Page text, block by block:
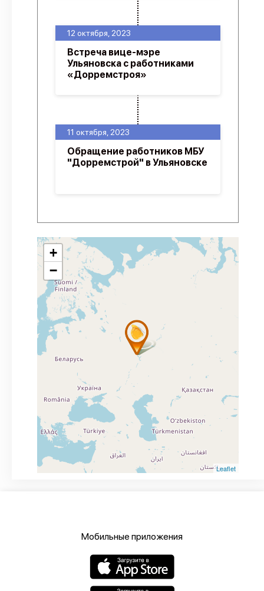
11 октября, 2023
Обращение работников МБУ
"Дорремстрой" в Ульяновске
12 октября, 2023
Встреча вице-мэре
Ульяновска с работниками
«Дорремстроя»
+
−
Leaflet
Мобильные приложения